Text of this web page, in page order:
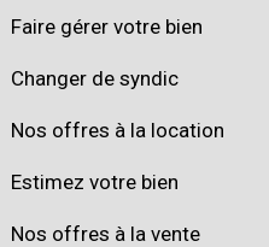
Faire gérer votre bien
Changer de syndic
Nos offres à la location
Estimez votre bien
Nos offres à la vente